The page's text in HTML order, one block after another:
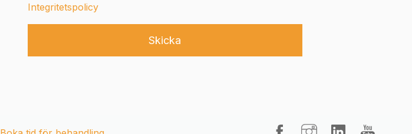
Integritetspolicy